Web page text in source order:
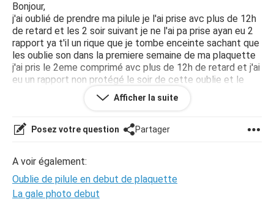
Bonjour,
j'ai oublié de prendre ma pilule je l'ai prise avc plus de 12h
de retard et les 2 soir suivant je ne l'ai pa prise ayan eu 2
rapport ya t'il un rique que je tombe enceinte sachant que
les oublie son dans la premiere semaine de ma plaquette
j'ai pris le 2eme comprimé avc plus de 12h de retard et j'ai
eu un rapport non protégé le soir de cette oublie et le
3eme et 4eme comprimé je ne l'ai ai pa pris et j'ai eu un
rapport au 4eme comprimé oublié.merci de vos reponses
Afficher la suite
Posez votre question Partager
A voir également:
Oublie de pilule en debut de plaquette
La gale photo debut